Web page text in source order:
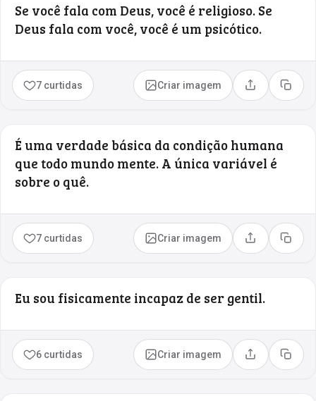
Se você fala com Deus, você é religioso. Se
Deus fala com você, você é um psicótico.
7 curtidas Criar imagem Compartilhar
Copiar
É uma verdade básica da condição humana
que todo mundo mente. A única variável é
sobre o quê.
7 curtidas Criar imagem Compartilhar
Copiar
Eu sou fisicamente incapaz de ser gentil.
6 curtidas Criar imagem Compartilhar
Copiar